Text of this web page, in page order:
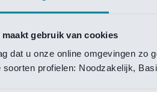
maakt gebruik van cookies
dat u onze online omgevingen zo
soorten profielen: Noodzakelijk,
opties om toegang te krijgen.